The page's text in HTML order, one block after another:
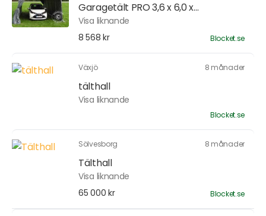
Garagetält PRO 3,6 x 6,0 x...
Visa liknande
8 568 kr
Blocket.se
Växjö 8 månader
tälthall
Visa liknande
Blocket.se
Sölvesborg 8 månader
Tälthall
Visa liknande
65 000 kr
Blocket.se